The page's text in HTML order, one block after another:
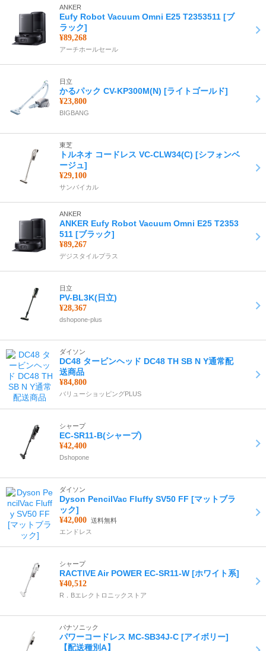
ANKER
Eufy Robot Vacuum Omni E25 T2353511 [ブ
ラック]
¥89,268
アーチホールセール
日立
かるパック CV-KP300M(N) [ライトゴールド]
¥23,800
BIGBANG
東芝
トルネオ コードレス VC-CLW34(C) [シフォンベ
ージュ]
¥29,100
サンバイカル
ANKER
ANKER Eufy Robot Vacuum Omni E25 T2353
511 [ブラック]
¥89,267
デジスタイルプラス
日立
PV-BL3K(日立)
¥28,367
dshopone-plus
ダイソン
DC48 タービンヘッド DC48 TH SB N Y通常配
送商品
¥84,800
バリューショッピングPLUS
シャープ
EC-SR11-B(シャープ)
¥42,400
Dshopone
ダイソン
Dyson PencilVac Fluffy SV50 FF [マットブラ
ック]
¥42,000 送料無料
エンドレス
シャープ
RACTIVE Air POWER EC-SR11-W [ホワイト系]
¥40,512
R．Bエレクトロニックストア
パナソニック
パワーコードレス MC-SB34J-C [アイボリー]
【配送種別A】